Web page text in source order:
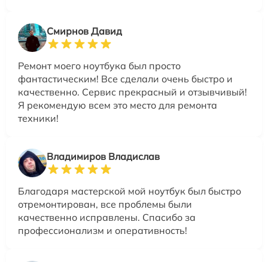
Смирнов Давид
Ремонт моего ноутбука был просто
фантастическим! Все сделали очень быстро и
качественно. Сервис прекрасный и отзывчивый!
Я рекомендую всем это место для ремонта
техники!
Владимиров Владислав
Благодаря мастерской мой ноутбук был быстро
отремонтирован, все проблемы были
качественно исправлены. Спасибо за
профессионализм и оперативность!